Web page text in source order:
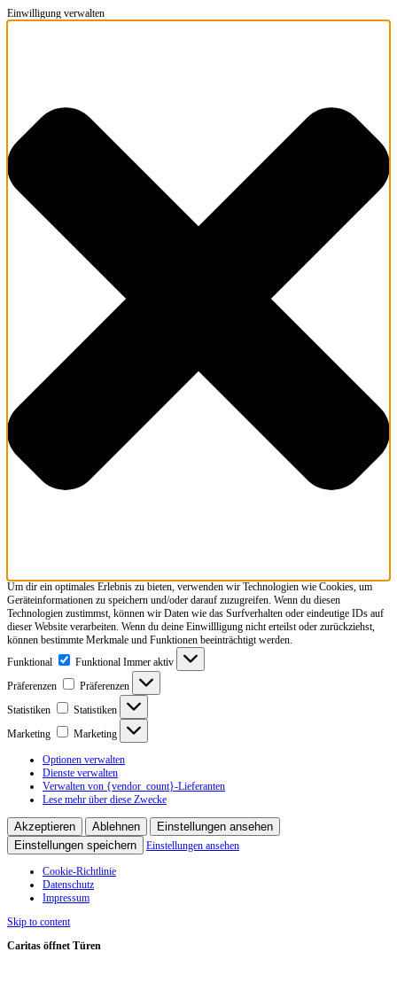
Einwilligung verwalten
Um dir ein optimales Erlebnis zu bieten, verwenden wir Technologien wie Cookies, um
Geräteinformationen zu speichern und/oder darauf zuzugreifen. Wenn du diesen
Technologien zustimmst, können wir Daten wie das Surfverhalten oder eindeutige IDs auf
dieser Website verarbeiten. Wenn du deine Einwillligung nicht erteilst oder zurückziehst,
können bestimmte Merkmale und Funktionen beeinträchtigt werden.
Funktional
Funktional Immer aktiv
Präferenzen
Präferenzen
Statistiken
Statistiken
Marketing
Marketing
Optionen verwalten
Dienste verwalten
Verwalten von {vendor_count}-Lieferanten
Lese mehr über diese Zwecke
Akzeptieren Ablehnen
Einstellungen ansehen
Einstellungen speichern
Einstellungen ansehen
Cookie-Richtlinie
Datenschutz
Impressum
Skip to content
Caritas öffnet Türen